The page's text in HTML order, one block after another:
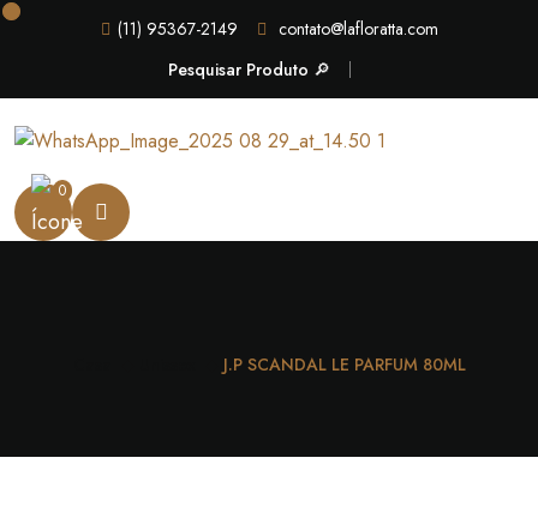
(11) 95367-2149
contato@lafloratta.com
Pesquisar Produto 🔎
0
J.P SCANDAL LE PARFUM 80ML